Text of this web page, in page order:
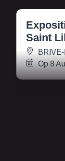
Saint
Op 8